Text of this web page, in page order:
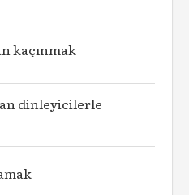
kaçınmak
dinleyicilerle